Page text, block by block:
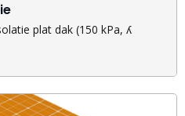
plat dak (150 kPa, ʎ